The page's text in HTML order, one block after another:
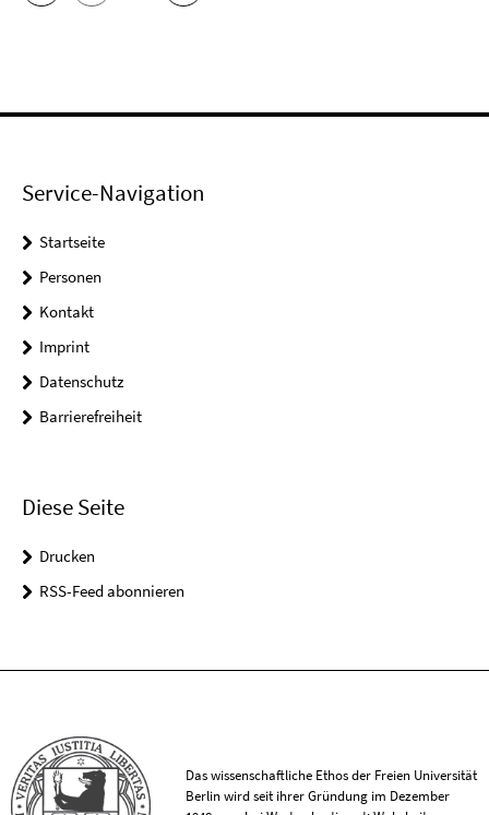
Service-Navigation
Startseite
Personen
Kontakt
Imprint
Datenschutz
Barrierefreiheit
Diese Seite
Drucken
RSS-Feed abonnieren
Das wissenschaftliche Ethos der Freien Universität
Berlin wird seit ihrer Gründung im Dezember